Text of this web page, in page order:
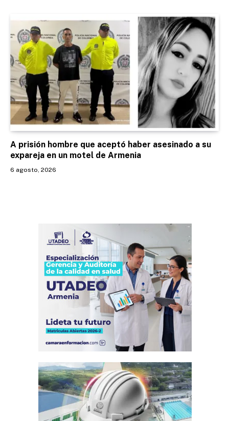
A prisión hombre que aceptó haber asesinado a su
expareja en un motel de Armenia
6 agosto, 2026